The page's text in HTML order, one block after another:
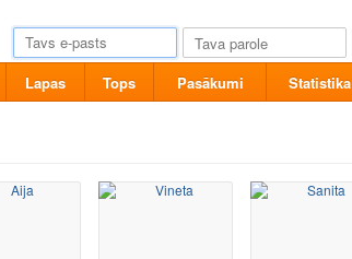
Lapas Tops Pasākumi Statistika